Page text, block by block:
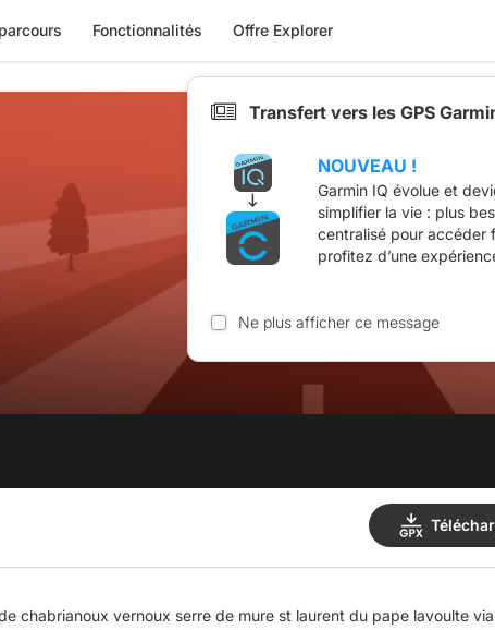
Fonctionnalités Offre Explorer
chabrianoux vernoux serre de mure st laurent du pape lavoulte
Transfert vers les GPS
NOUVEAU !
Garmin IQ évolue et
simplifier la vie : plus
centralisé pour accéder
profitez d’une
Ne plus afficher ce message